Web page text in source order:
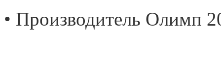
• Производитель Олимп